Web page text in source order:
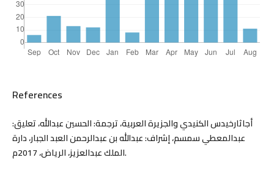
References
أجاثارخيدس الكنيدي والجزيرة العربية، ترجمة: الحسين عبدالله، تعليق:
عبدالمعطي سمسم، إشراف: عبدالله بن عبدالرحمن العبد الجبار، دارة
الملك عبدالعزيز، الرياض، 2017م.